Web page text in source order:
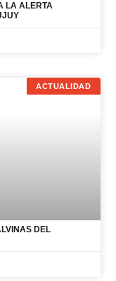
LA ALERTA
ACTUALIDAD
DEL